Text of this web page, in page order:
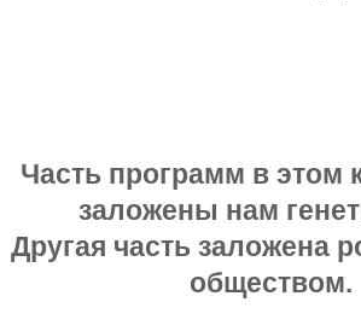
Часть программ в этом
заложены нам
Другая часть заложена
обществом.